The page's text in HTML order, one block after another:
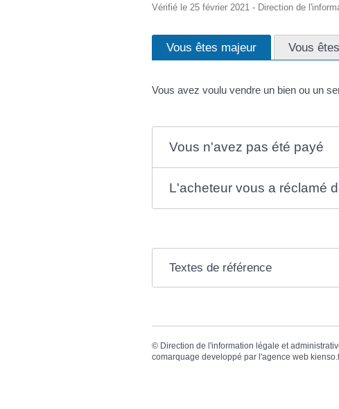
Vérifié le 25 février 2021 - Direction de
Vous êtes majeur Vous
Vous avez voulu vendre un bien ou un
Vous n'avez pas été payé
L'acheteur vous a réclamé
Textes de référence
© Direction de l'information légale et
comarquage developpé par l'agence web